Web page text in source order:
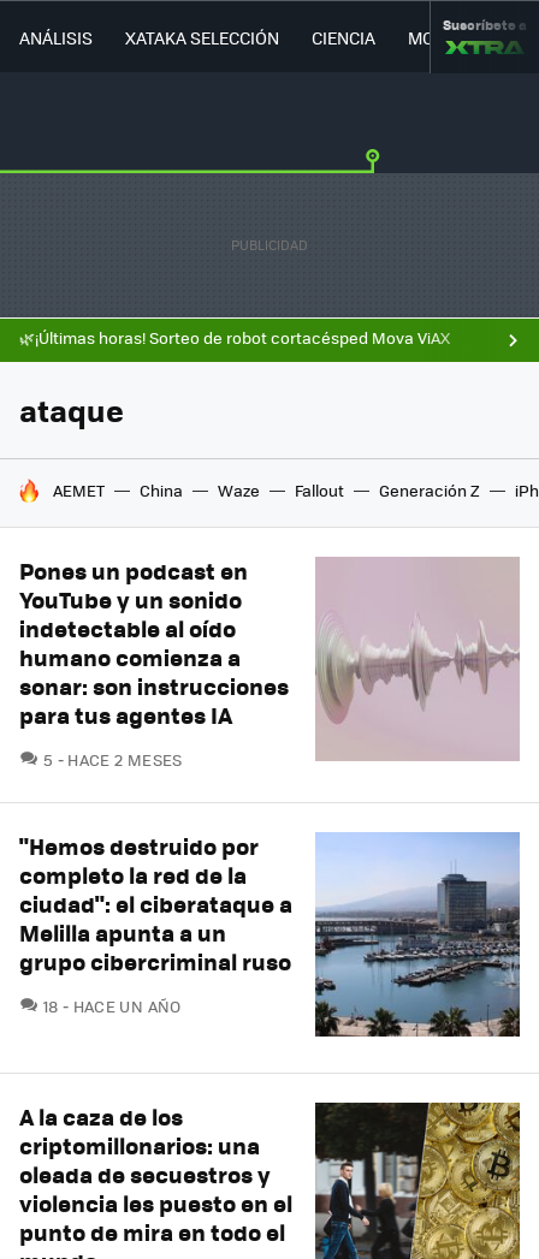
ANÁLISIS XATAKA SELECCIÓN CIENCIA MOVILIDAD
Suscríbete a
🌿¡Últimas horas! Sorteo de robot cortacésped Mova ViAX
ataque
HOY SE HABLA DE
AEMET China Waze Fallout Generación Z
Pones un podcast en
YouTube y un sonido
indetectable al oído
humano comienza a
sonar: son instrucciones
para tus agentes IA
5 COMENTARIOS
HACE 2 MESES
"Hemos destruido por
completo la red de la
ciudad": el ciberataque a
Melilla apunta a un
grupo cibercriminal ruso
18 COMENTARIOS
HACE UN AÑO
A la caza de los
criptomillonarios: una
oleada de secuestros y
violencia les puesto en el
punto de mira en todo el